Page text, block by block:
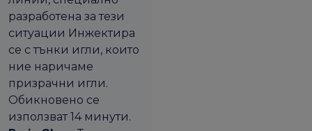
разработена за тези
ситуации Инжектира
се с тънки игли, които
ние наричаме
призрачни игли.
Обикновено се
използват 14 минути.